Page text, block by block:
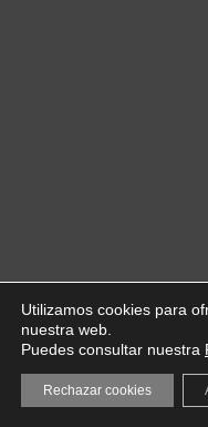
Utilizamos cookies para
nuestra web.
Puedes consultar nuestra
Rechazar cookies